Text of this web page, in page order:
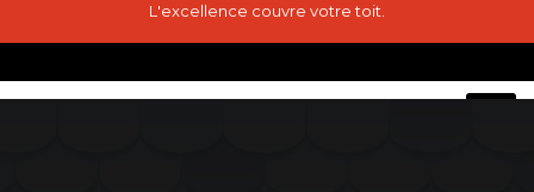
L'excellence couvre votre toit.